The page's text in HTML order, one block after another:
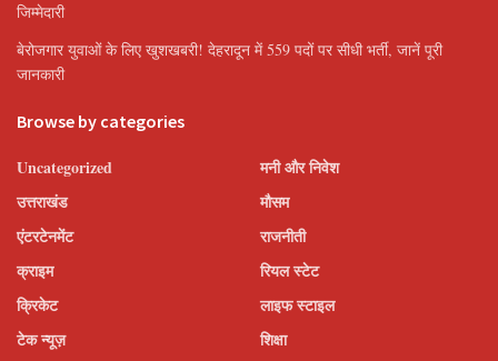
जिम्मेदारी
बेरोजगार युवाओं के लिए खुशखबरी! देहरादून में 559 पदों पर सीधी भर्ती, जानें पूरी
जानकारी
Browse by categories
Uncategorized
उत्तराखंड
एंटरटेनमेंट
क्राइम
क्रिकेट
टेक न्यूज़
मनी और निवेश
मौसम
राजनीती
रियल स्टेट
लाइफ स्टाइल
शिक्षा